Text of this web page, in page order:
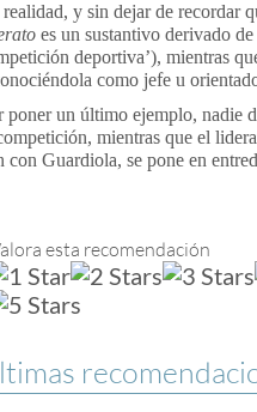
y sin dejar de recordar
es un sustantivo derivado
deportiva’), mientras
como jefe u
poner un último ejemplo, nadie
mientras que el
con Guardiola, se pone en
esta recomendación